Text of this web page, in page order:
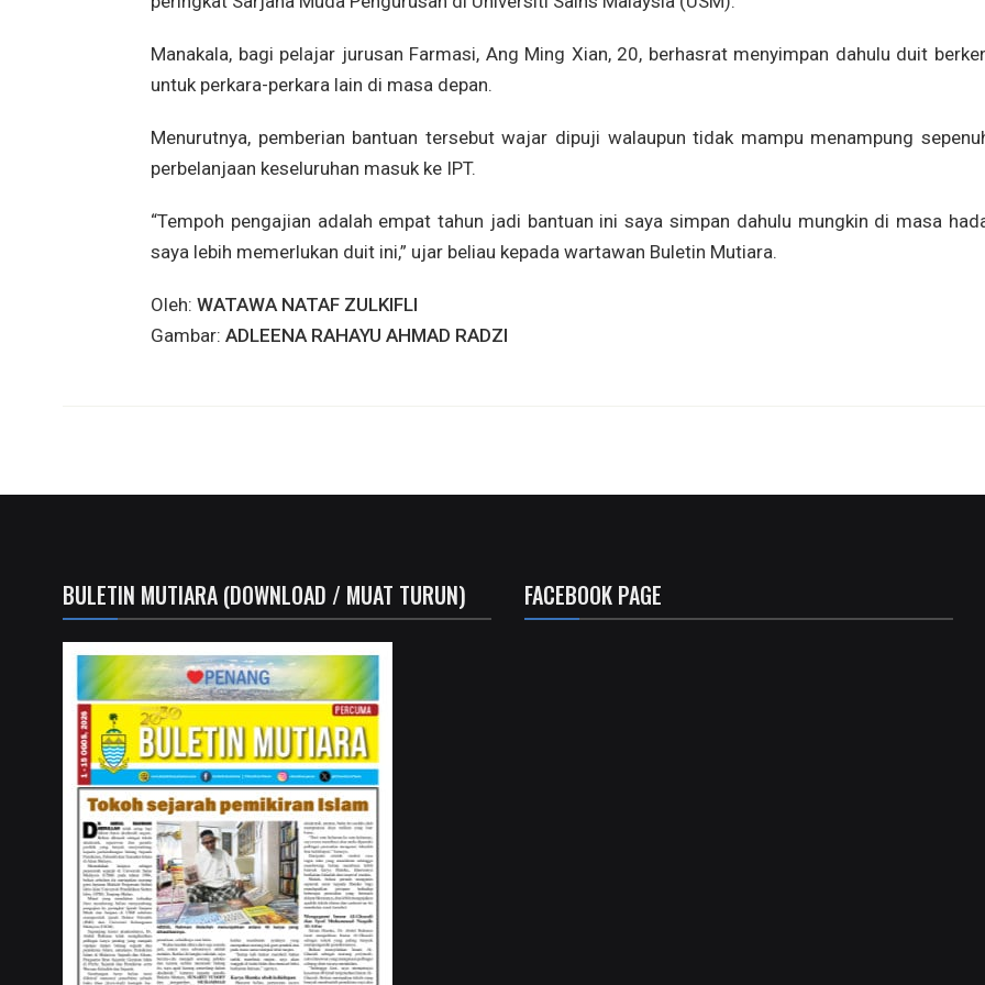
Manakala, bagi pelajar jurusan Farmasi, Ang Ming Xian, 20, berhasrat menyimpan dahulu duit
untuk perkara-perkara lain di masa depan.
Menurutnya, pemberian bantuan tersebut wajar dipuji walaupun tidak mampu menampung
perbelanjaan keseluruhan masuk ke IPT.
“Tempoh pengajian adalah empat tahun jadi bantuan ini saya simpan dahulu mungkin di masa
saya lebih memerlukan duit ini,” ujar beliau kepada wartawan Buletin Mutiara.
Oleh: WATAWA NATAF ZULKIFLI
Gambar: ADLEENA RAHAYU AHMAD RADZI
BULETIN MUTIARA (DOWNLOAD / MUAT TURUN) FACEBOOK PAGE